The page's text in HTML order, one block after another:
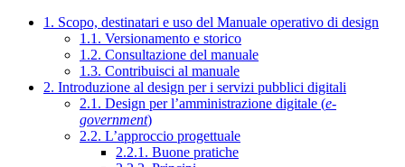
1. Scopo, destinatari e uso del Manuale operativo di design
1.1. Versionamento e storico
1.2. Consultazione del manuale
1.3. Contribuisci al manuale
2. Introduzione al design per i servizi pubblici digitali
2.1. Design per l’amministrazione digitale (e-
government)
2.2. L’approccio progettuale
2.2.1. Buone pratiche